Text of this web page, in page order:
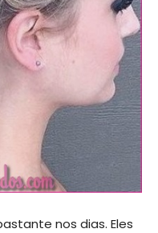
nos dias. Eles